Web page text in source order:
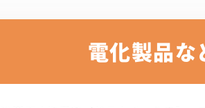
電化製品な